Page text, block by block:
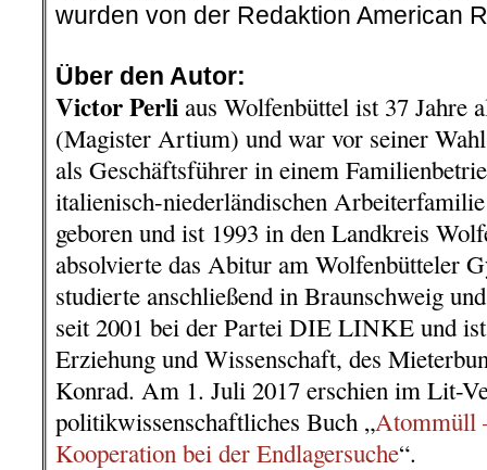
wurden von der Redaktion American
Über den Autor:
Victor Perli aus Wolfenbüttel ist 37 Jahre
(Magister Artium) und war vor seiner
als Geschäftsführer in einem
italienisch-niederländischen
geboren und ist 1993 in den Landkreis
absolvierte das Abitur am Wolfenbütteler
studierte anschließend in Braunschweig
seit 2001 bei der Partei DIE LINKE und
Erziehung und Wissenschaft, des
Konrad. Am 1. Juli 2017 erschien im Lit-
politikwissenschaftliches Buch „Atommüll
Kooperation bei der Endlagersuche“.